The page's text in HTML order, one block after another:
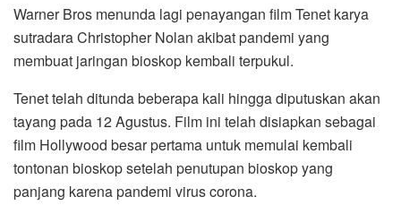
Warner Bros menunda lagi penayangan film Tenet karya
sutradara Christopher Nolan akibat pandemi yang
membuat jaringan bioskop kembali terpukul.
Tenet telah ditunda beberapa kali hingga diputuskan akan
tayang pada 12 Agustus. Film ini telah disiapkan sebagai
film Hollywood besar pertama untuk memulai kembali
tontonan bioskop setelah penutupan bioskop yang
panjang karena pandemi virus corona.